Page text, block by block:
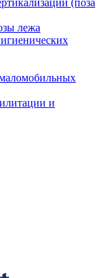
(поза
лежа
и